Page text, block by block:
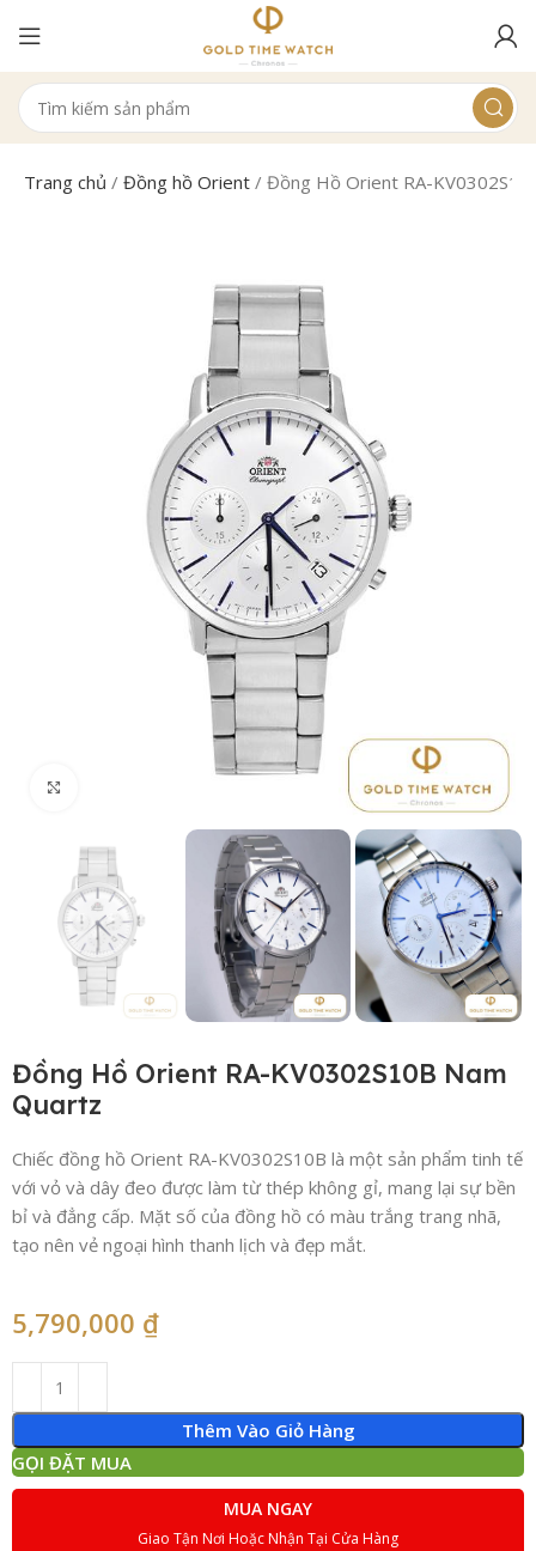
Trang chủ /Đồng hồ Orient /Đồng Hồ Orient RA-
Đồng Hồ Orient RA-KV0302S10B Nam
Quartz
Chiếc đồng hồ Orient RA-KV0302S10B là một sản phẩm tinh tế
với vỏ và dây đeo được làm từ thép không gỉ, mang lại sự bền
bỉ và đẳng cấp. Mặt số của đồng hồ có màu trắng trang nhã,
tạo nên vẻ ngoại hình thanh lịch và đẹp mắt.
5,790,000 ₫
Thêm Vào Giỏ Hàng
GỌI ĐẶT MUA
MUA NGAY
Giao Tận Nơi Hoặc Nhận Tại Cửa Hàng